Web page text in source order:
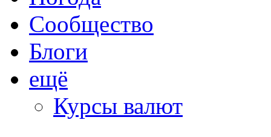
Сообщество
Блоги
ещё
Курсы валют